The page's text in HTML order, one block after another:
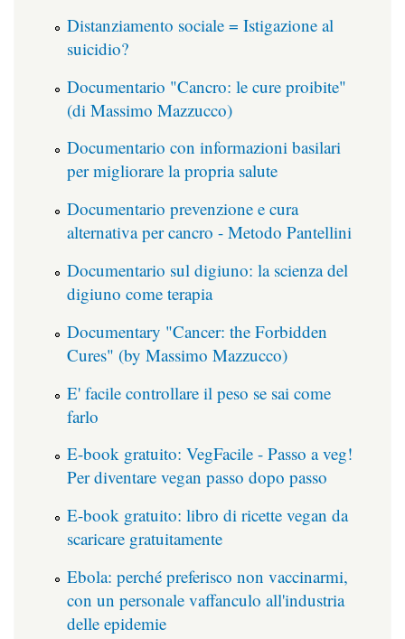
Distanziamento sociale = Istigazione al
suicidio?
Documentario "Cancro: le cure proibite"
(di Massimo Mazzucco)
Documentario con informazioni basilari
per migliorare la propria salute
Documentario prevenzione e cura
alternativa per cancro - Metodo Pantellini
Documentario sul digiuno: la scienza del
digiuno come terapia
Documentary "Cancer: the Forbidden
Cures" (by Massimo Mazzucco)
E' facile controllare il peso se sai come
farlo
E-book gratuito: VegFacile - Passo a veg!
Per diventare vegan passo dopo passo
E-book gratuito: libro di ricette vegan da
scaricare gratuitamente
Ebola: perché preferisco non vaccinarmi,
con un personale vaffanculo all'industria
delle epidemie